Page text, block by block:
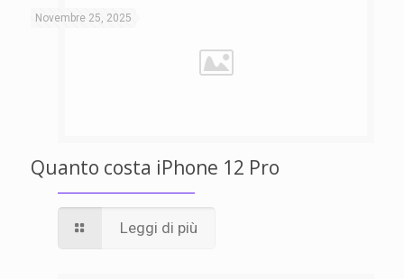
Novembre 25, 2025
Quanto costa iPhone 12 Pro
Leggi di più